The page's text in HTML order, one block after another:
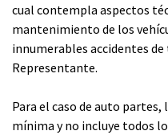
cual contempla aspectos
mantenimiento de los
innumerables accidentes
Representante.
Para el caso de auto
mínima y no incluye todos